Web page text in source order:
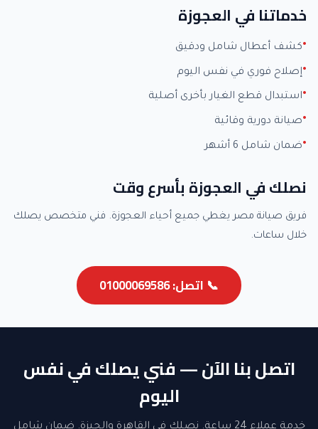
خدماتنا في العجوزة
كشف أعطال شامل ودقيق
إصلاح فوري في نفس اليوم
استبدال قطع الغيار بأخرى أصلية
صيانة دورية وقائية
ضمان شامل 6 أشهر
نصلك في العجوزة بأسرع وقت
فريق صيانة مصر يغطي جميع أحياء العجوزة. فني متخصص يصلك
خلال ساعات.
📞 اتصل: 01000069586
اتصل بنا الآن — فني يصلك في نفس
اليوم